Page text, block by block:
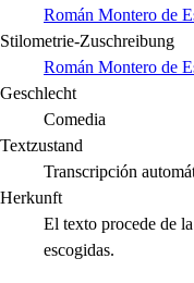
Román Montero de
Stilometrie-Zuschreibung
Román Montero de
Geschlecht
Comedia
Textzustand
Transcripción
Herkunft
El texto procede de
escogidas.